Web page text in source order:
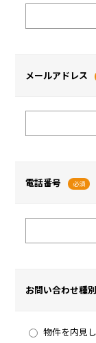
メールアドレス
電話番号 必須
お問い合わせ種別
物件を内見